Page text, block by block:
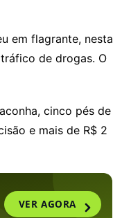
em flagrante, nesta
de drogas. O
cinco pés de
e mais de R$ 2